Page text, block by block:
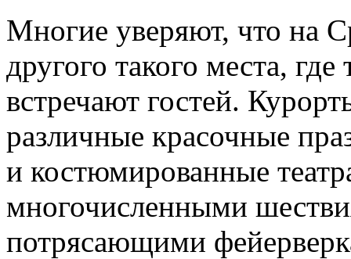
Многие уверяют, что на
другого такого места,
встречают гостей.
различные красочные
и костюмированные
многочисленными
потрясающими